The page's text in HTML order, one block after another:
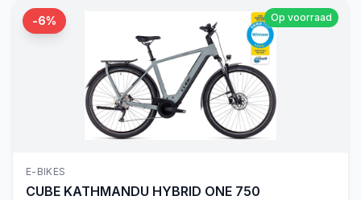
-6% Op voorraad
E-BIKES
CUBE KATHMANDU HYBRID ONE 750